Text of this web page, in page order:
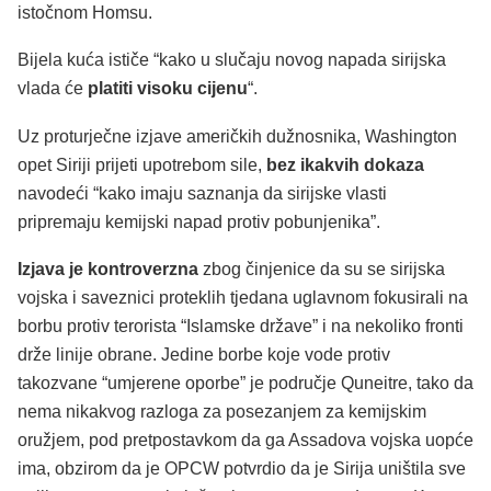
istočnom Homsu.
Bijela kuća ističe “kako u slučaju novog napada sirijska
vlada će platiti visoku cijenu“.
Uz proturječne izjave američkih dužnosnika, Washington
opet Siriji prijeti upotrebom sile, bez ikakvih dokaza
navodeći “kako imaju saznanja da sirijske vlasti
pripremaju kemijski napad protiv pobunjenika”.
Izjava je kontroverzna zbog činjenice da su se sirijska
vojska i saveznici proteklih tjedana uglavnom fokusirali na
borbu protiv terorista “Islamske države” i na nekoliko fronti
drže linije obrane. Jedine borbe koje vode protiv
takozvane “umjerene oporbe” je područje Quneitre, tako da
nema nikakvog razloga za posezanjem za kemijskim
oružjem, pod pretpostavkom da ga Assadova vojska uopće
ima, obzirom da je OPCW potvrdio da je Sirija uništila sve